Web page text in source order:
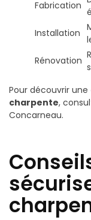
Fabrication
Installation
Rénovation
Pour découvrir une
charpente,
Concarneau.